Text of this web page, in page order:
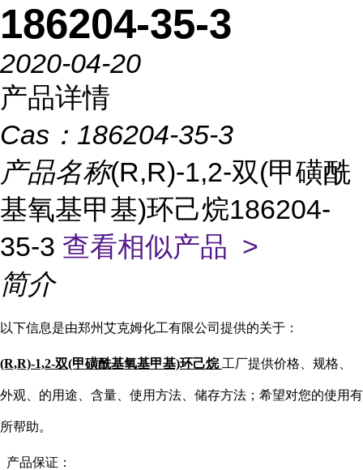
186204-35-3
2020-04-20
产品详情
Cas： 186204-35-3
产品名称(R,R)-1,2-双(甲磺酰
基氧基甲基)环己烷186204-
35-3 查看相似产品 >
简介
以下信息是由郑州艾克姆化工有限公司提供的关于：
(R,R)-1,2-双(甲磺酰基氧基甲基)环己烷 工厂提供价格、规格、
外观、的用途、含量、使用方法、储存方法；希望对您的使用有
所帮助。
产品保证：